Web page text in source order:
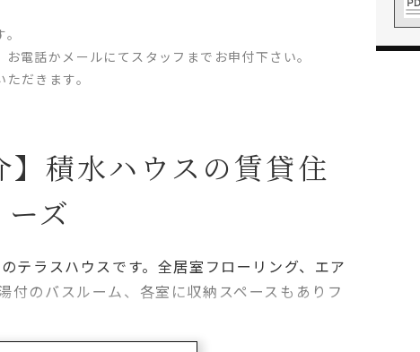
電話かメールにてスタッフまでお申付下さい。
だきます。
】積水ハウスの賃貸住
ズ
テラスハウスです。全居室フローリング、エア
付のバスルーム、各室に収納スペースもありフ